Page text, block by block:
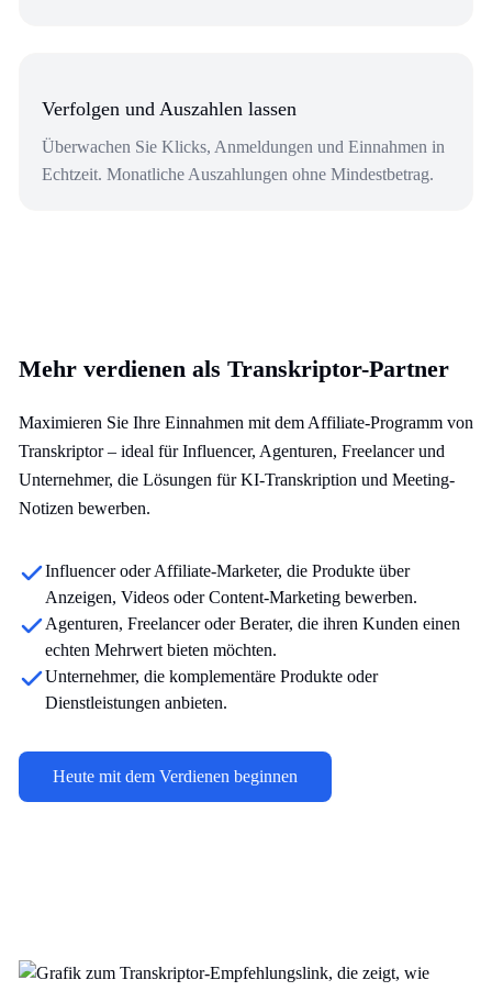
Verfolgen und Auszahlen lassen
Überwachen Sie Klicks, Anmeldungen und Einnahmen in
Echtzeit. Monatliche Auszahlungen ohne Mindestbetrag.
Mehr verdienen als Transkriptor-Partner
Maximieren Sie Ihre Einnahmen mit dem Affiliate-Programm von
Transkriptor – ideal für Influencer, Agenturen, Freelancer und
Unternehmer, die Lösungen für KI-Transkription und Meeting-
Notizen bewerben.
Influencer oder Affiliate-Marketer, die Produkte über
Anzeigen, Videos oder Content-Marketing bewerben.
Agenturen, Freelancer oder Berater, die ihren Kunden einen
echten Mehrwert bieten möchten.
Unternehmer, die komplementäre Produkte oder
Dienstleistungen anbieten.
Heute mit dem Verdienen beginnen